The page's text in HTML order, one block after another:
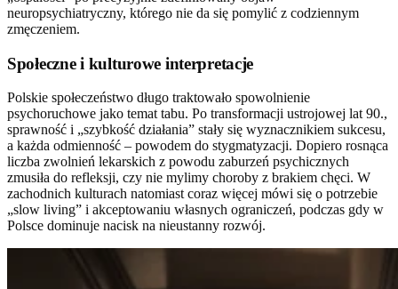
neuropsychiatryczny, którego nie da się pomylić z codziennym
zmęczeniem.
Społeczne i kulturowe interpretacje
Polskie społeczeństwo długo traktowało spowolnienie
psychoruchowe jako temat tabu. Po transformacji ustrojowej lat 90.,
sprawność i „szybkość działania” stały się wyznacznikiem sukcesu,
a każda odmienność – powodem do stygmatyzacji. Dopiero rosnąca
liczba zwolnień lekarskich z powodu zaburzeń psychicznych
zmusiła do refleksji, czy nie mylimy choroby z brakiem chęci. W
zachodnich kulturach natomiast coraz więcej mówi się o potrzebie
„slow living” i akceptowaniu własnych ograniczeń, podczas gdy w
Polsce dominuje nacisk na nieustanny rozwój.